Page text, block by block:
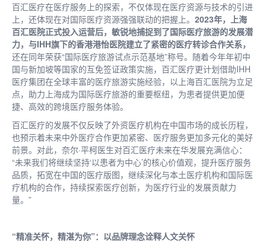
百汇医疗在医疗服务上的探索，不仅体现在医疗资源与技术的引进
上，还体现在对国际医疗资源强强联动的把握上。 2023年，上海
百汇医院正式投入运营后，敏锐地捕捉到了国际医疗旅游的发展潜
力，与IHH旗下的香港港怡医院建立了紧密的医疗转诊合作关系，
还在同年荣获“国际医疗旅游试点示范基地”称号。随着今年年初中
国与新加坡等国家的互免签证政策实施，百汇医疗更计划借助IHH
医疗集团在全球丰富的医疗旅游实施经验，以上海百汇医院为立足
点，助力上海成为国际医疗旅游的重要枢纽，为患者提供更加便
捷、高效的跨境医疗服务体验。
百汇医疗的发展不仅反映了外资医疗机构在中国市场的成长历程，
也预示着未来中外医疗合作更加紧密、医疗服务更加多元化的美好
前景。对此，奈尔·平柯医生对百汇医疗未来在华发展充满信心：
“未来我们将继续坚持‘以患者为中心’的核心价值观，提升医疗服务
品质，拓宽在中国的医疗版图，继续深化与本土医疗机构和国际医
疗机构的合作，持续探索医疗创新，为医疗行业的发展贡献力
量。”
“精准关怀，精湛为你”：以品牌理念诠释人文关怀